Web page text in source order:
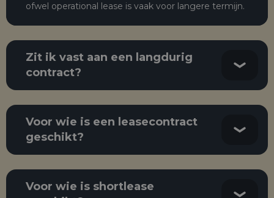
ofwel operational lease is vaak voor langere termijn.
Zit ik vast aan een langdurig
contract?
Voor wie is een leasecontract
geschikt?
Voor wie is shortlease